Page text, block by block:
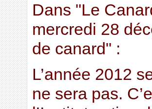
Dans "Le
mercredi 28
de canard" :
L’année 2012
ne sera pas.